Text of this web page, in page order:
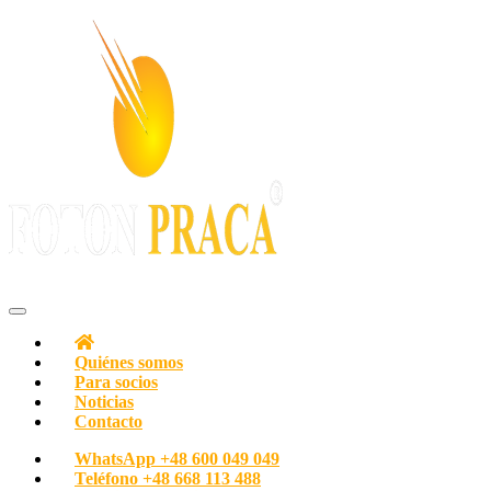
Quiénes somos
Para socios
Noticias
Contacto
WhatsApp +48 600 049 049
Teléfono +48 668 113 488‬